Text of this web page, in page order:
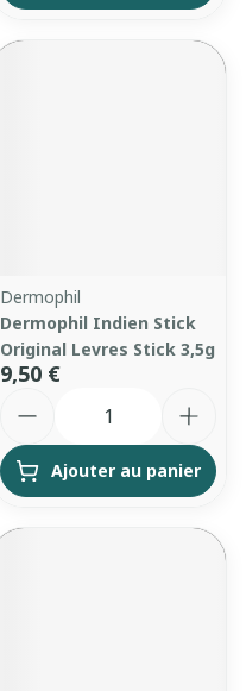
Dermophil
Dermophil Indien Stick
Original Levres Stick 3,5g
9,50 €
Ajouter au panier